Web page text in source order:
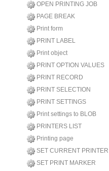
OPEN PRINTING JOB
PAGE BREAK
Print form
PRINT LABEL
Print object
PRINT OPTION VALUES
PRINT RECORD
PRINT SELECTION
PRINT SETTINGS
Print settings to BLOB
PRINTERS LIST
Printing page
SET CURRENT PRINTER
SET PRINT MARKER